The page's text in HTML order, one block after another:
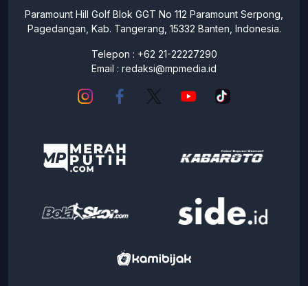
Paramount Hill Golf Blok GGT No 112 Paramount Serpong,
Pagedangan, Kab. Tangerang, 15332 Banten, Indonesia.
Telepon : +62 21-22227290
Email : redaksi@mpmedia.id